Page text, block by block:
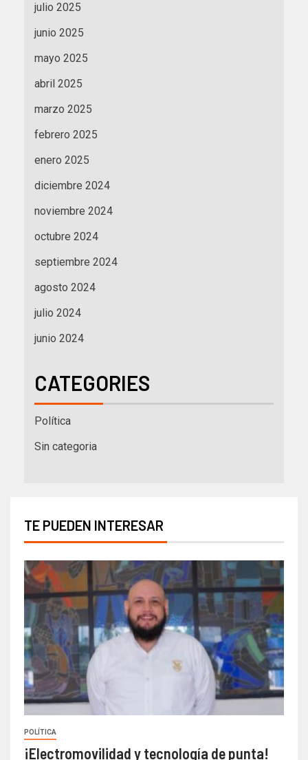
julio 2025
junio 2025
mayo 2025
abril 2025
marzo 2025
febrero 2025
enero 2025
diciembre 2024
noviembre 2024
octubre 2024
septiembre 2024
agosto 2024
julio 2024
junio 2024
CATEGORIES
Política
Sin categoria
TE PUEDEN INTERESAR
POLÍTICA
¡Electromovilidad y tecnología de punta!